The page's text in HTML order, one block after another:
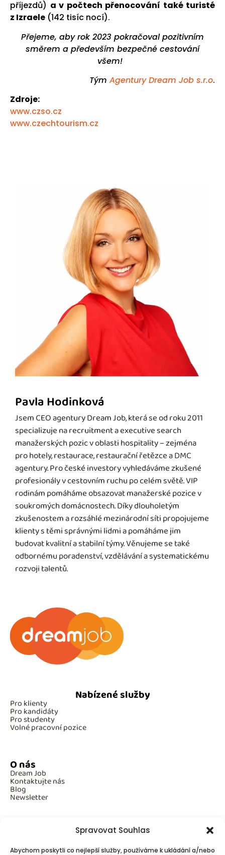
Spravovat Souhlas
Abychom poskytli co nejlepší služby, používáme k ukládání a/nebo
příjezdů) a v počtech přenocování také turisté
z Izraele (142 tisíc nocí).
Přejeme, aby rok 2023 pokračoval pozitivním
směrem a především bezpečné cestování
všem!
Tým Agentury Dream Job s.r.o.
Zdroje:
www.czso.cz
www.czechtourism.cz
Pavla Hodinková
Jsem CEO agentury Dream Job, která se od roku 2011
specializuje na recruitment a executive search
manažerských pozic v oblasti hospitality – zejména
pro hotely, restaurace, restaurační řetězce a DMC
agentury. Pro české investory vyhledáváme zkušené
profesionály v cestovním ruchu po celém světě. VIP
rodinám pomáháme obsazovat manažerské pozice v
soukromých domácnostech. Díky dlouholetým
zkušenostem a rozsáhlé mezinárodní síti propojujeme
klienty s těmi správnými lidmi a pomáháme jim
budovat kvalitní a stabilní týmy. Věnujeme se také
odbornému poradenství, vzdělávání a systematickému
rozvoji talentů.
Nabízené služby
Pro klienty
Pro kandidáty
Pro studenty
Volné pracovní pozice
O nás
Dream Job
Kontaktujte nás
Blog
Newsletter
Povinné informace